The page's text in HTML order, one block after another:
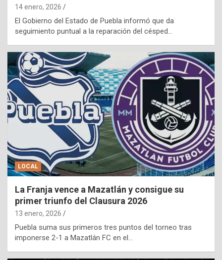
14 enero, 2026
El Gobierno del Estado de Puebla informó que da
seguimiento puntual a la reparación del césped…
LOCAL
La Franja vence a Mazatlán y consigue su
primer triunfo del Clausura 2026
13 enero, 2026
Puebla suma sus primeros tres puntos del torneo tras
imponerse 2-1 a Mazatlán FC en el…